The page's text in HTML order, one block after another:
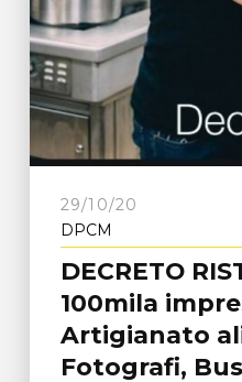
29/10/20
DPCM
DECRETO
100mila
Artigianato
Fotografi,